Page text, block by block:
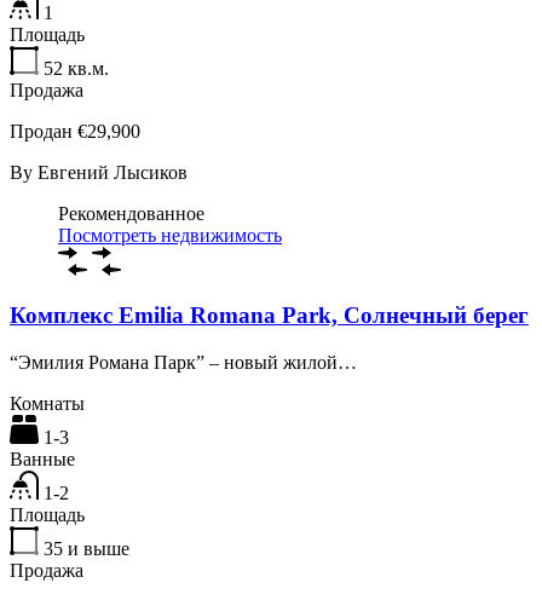
1
Площадь
52 кв.м.
Продажа
Продан €29,900
By Евгений Лысиков
Рекомендованное
Посмотреть недвижимость
Комплекс Emilia Romana Park, Солнечный берег
“Эмилия Романа Парк” – новый жилой…
Комнаты
1-3
Ванные
1-2
Площадь
35 и выше
Продажа